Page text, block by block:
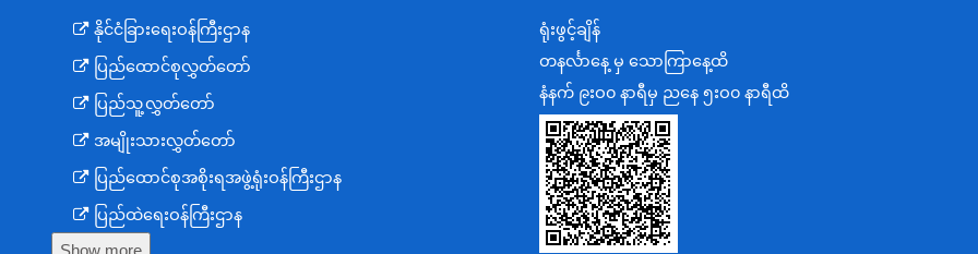
နိုင်ငံခြားရေးဝန်ကြီးဌာန
ပြည်ထောင်စုလွှတ်တော်
ပြည်သူ့လွှတ်တော်
အမျိုးသားလွှတ်တော်
ပြည်ထောင်စုအစိုးရအဖွဲ့ရုံးဝန်ကြီးဌာန
ပြည်ထဲရေးဝန်ကြီးဌာန
Show more
ရုံးဖွင့်ချိန်
တနင်္လာနေ့ မှ သောကြာနေ့ထိ
နံနက် ၉းဝ၀ နာရီမှ ညနေ ၅းဝ၀ နာရီထိ